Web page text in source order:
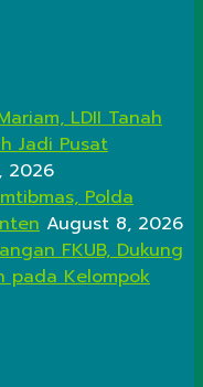
LDII Tanah
Jadi Pusat
2026
Polda
August 8, 2026
FKUB, Dukung
pada Kelompok